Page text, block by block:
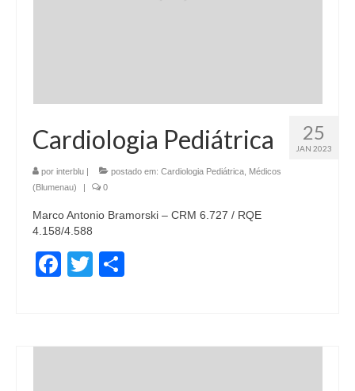
25
JAN 2023
Cardiologia Pediátrica
por interblu postado em: Cardiologia Pediátrica
Médicos
(Blumenau)
0
Marco Antonio Bramorski – CRM 6.727 / RQE
4.158/4.588
Facebook
Twitter